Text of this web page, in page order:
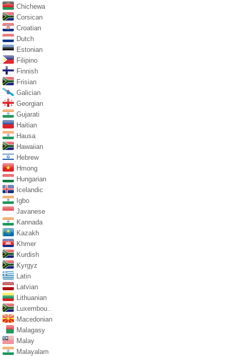
Chichewa
Corsican
Croatian
Dutch
Estonian
Filipino
Finnish
Frisian
Galician
Georgian
Gujarati
Haitian
Hausa
Hawaiian
Hebrew
Hmong
Hungarian
Icelandic
Igbo
Javanese
Kannada
Kazakh
Khmer
Kurdish
Kyrgyz
Latin
Latvian
Lithuanian
Luxembou..
Macedonian
Malagasy
Malay
Malayalam